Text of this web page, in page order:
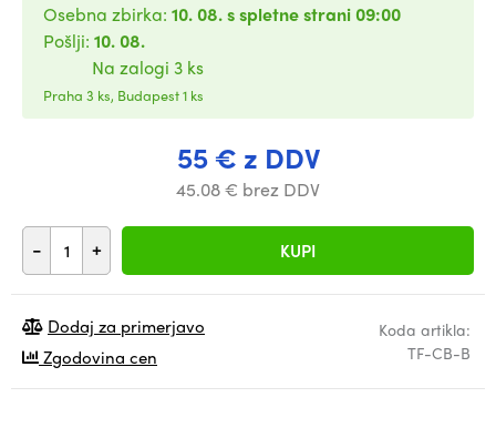
55 € z DDV
45.08 € brez DDV
- + KUPI
Osebna zbirka: 10. 08. s spletne strani 09:00
Pošlji: 10. 08.
Na zalogi 3 ks
Praha 3 ks, Budapest 1 ks
Koda artikla:
TF-CB-B
Dodaj za primerjavo
Zgodovina cen